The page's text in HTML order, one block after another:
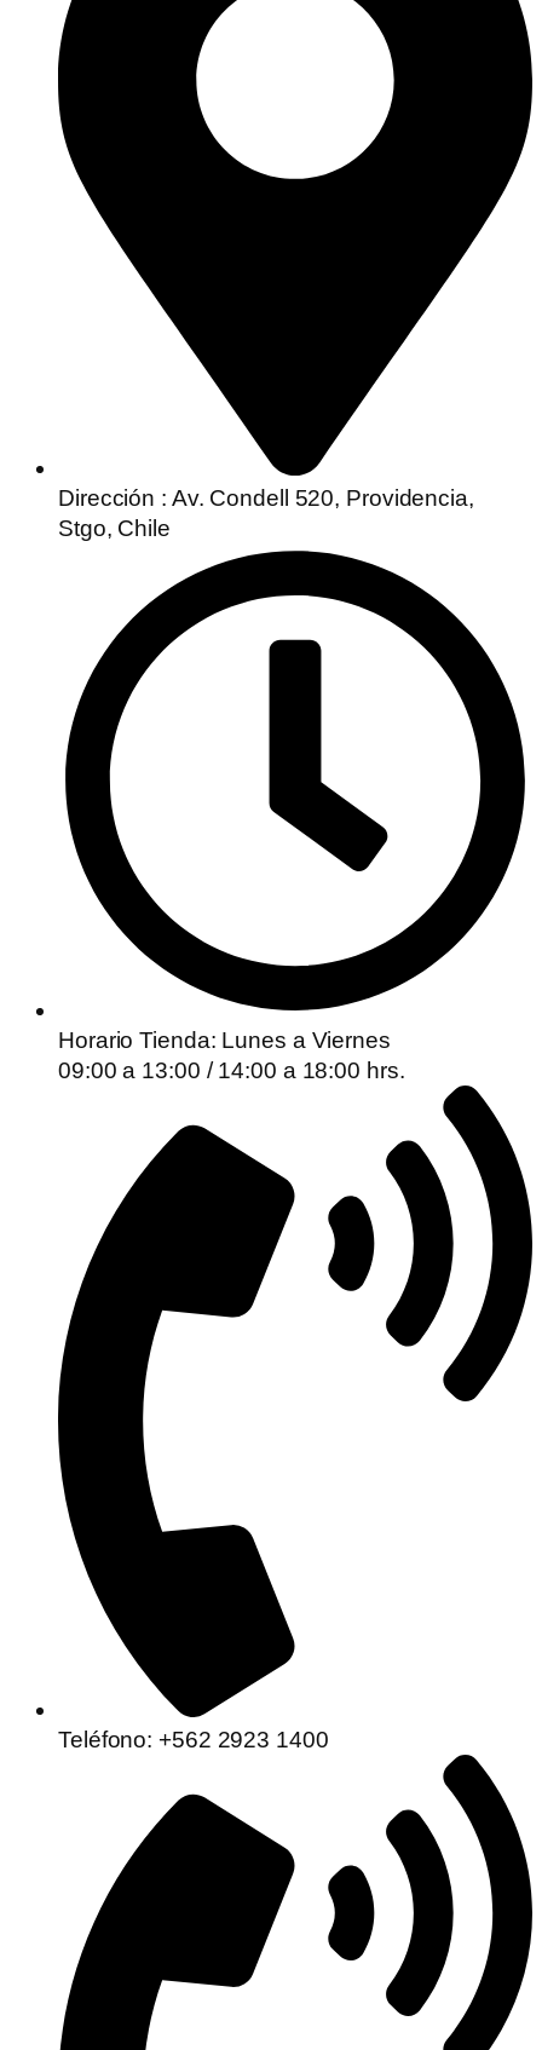
Dirección : Av. Condell 520, Providencia,
Stgo, Chile
Horario Tienda: Lunes a Viernes
09:00 a 13:00 / 14:00 a 18:00 hrs.
Teléfono: +562 2923 1400